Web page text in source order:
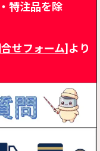
特注品を除
せフォーム]より